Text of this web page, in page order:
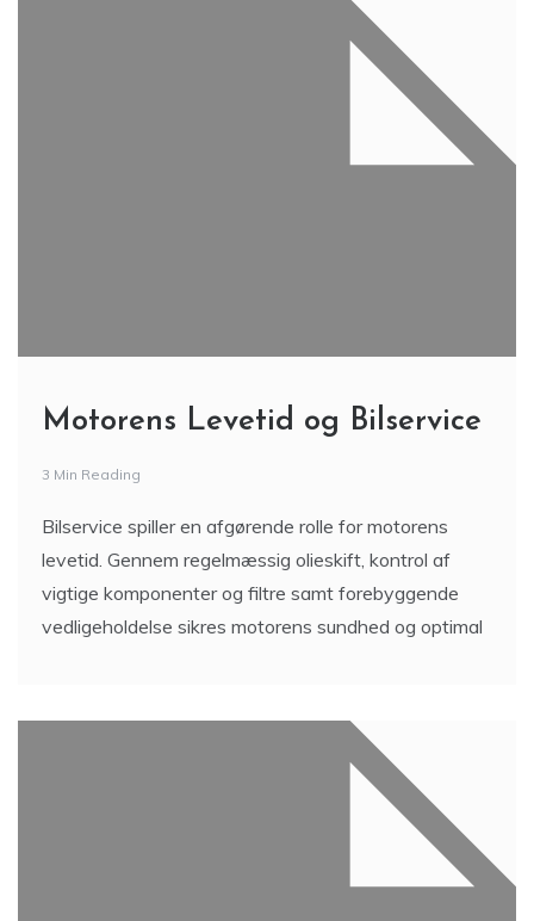
Motorens Levetid og Bilservice
3 Min Reading
Bilservice spiller en afgørende rolle for motorens
levetid. Gennem regelmæssig olieskift, kontrol af
vigtige komponenter og filtre samt forebyggende
vedligeholdelse sikres motorens sundhed og optimal